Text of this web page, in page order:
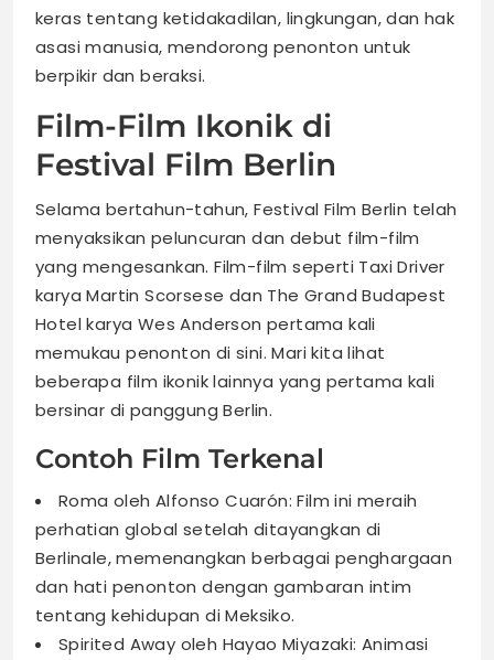
keras tentang ketidakadilan, lingkungan, dan hak
asasi manusia, mendorong penonton untuk
berpikir dan beraksi.
Film-Film Ikonik di
Festival Film Berlin
Selama bertahun-tahun, Festival Film Berlin telah
menyaksikan peluncuran dan debut film-film
yang mengesankan. Film-film seperti Taxi Driver
karya Martin Scorsese dan The Grand Budapest
Hotel karya Wes Anderson pertama kali
memukau penonton di sini. Mari kita lihat
beberapa film ikonik lainnya yang pertama kali
bersinar di panggung Berlin.
Contoh Film Terkenal
Roma oleh Alfonso Cuarón: Film ini meraih
perhatian global setelah ditayangkan di
Berlinale, memenangkan berbagai penghargaan
dan hati penonton dengan gambaran intim
tentang kehidupan di Meksiko.
Spirited Away oleh Hayao Miyazaki: Animasi